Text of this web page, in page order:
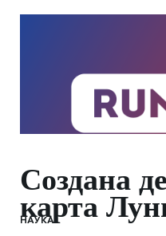
Создана
карта
НАУКА